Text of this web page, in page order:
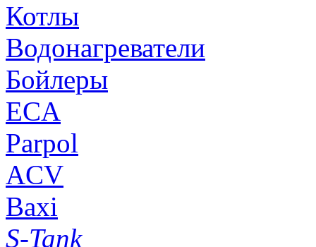
Котлы
Водонагреватели
Бойлеры
ECA
Parpol
ACV
Baxi
S-Tank